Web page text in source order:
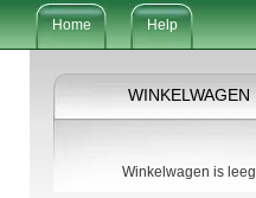
Home Help
WINKELWAGEN
Winkelwagen is leeg